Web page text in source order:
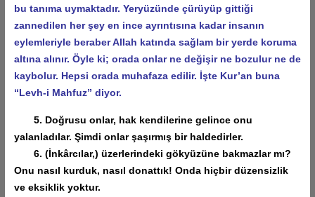
bu tanıma uymaktadır. Yeryüzünde çürüyüp gittiği
zannedilen her şey en ince ayrıntısına kadar insanın
eylemleriyle beraber Allah katında sağlam bir yerde koruma
altına alınır. Öyle ki; orada onlar ne değişir ne bozulur ne de
kaybolur. Hepsi orada muhafaza edilir. İşte Kur’an buna
“Levh-i Mahfuz” diyor.
5. Doğrusu onlar, hak kendilerine gelince onu
yalanladılar. Şimdi onlar şaşırmış bir haldedirler.
6. (İnkârcılar,) üzerlerindeki gökyüzüne bakmazlar mı?
Onu nasıl kurduk, nasıl donattık! Onda hiçbir düzensizlik
ve eksiklik yoktur.